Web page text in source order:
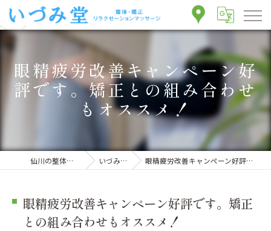
眼精疲労改善キャンペーン好
評です。矯正との組み合わせ
もオススメ！
仙川の整体ならいづみ堂整体院 いづみ堂のブログ 眼精疲労改善キャンペーン好評です。矯正との組み合わせもオススメ！
眼精疲労改善キャンペーン好評です。矯正
との組み合わせもオススメ！